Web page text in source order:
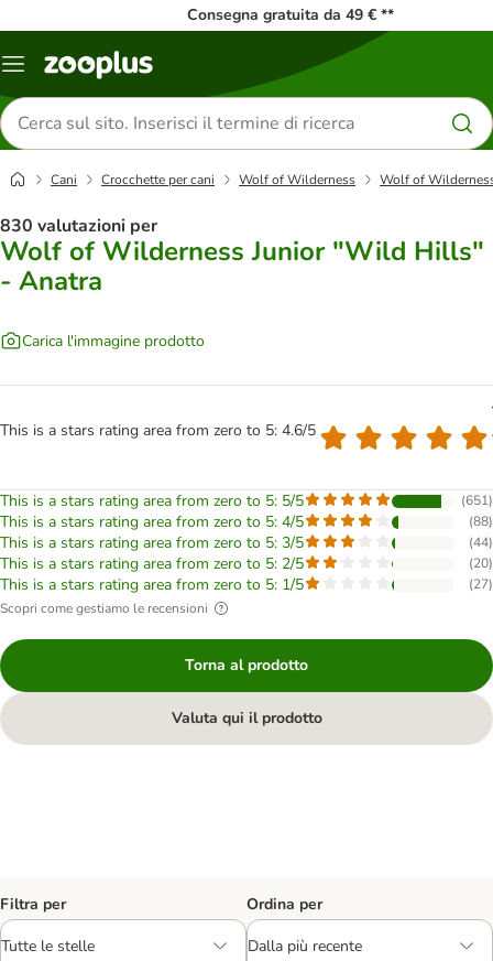
Consegna gratuita da 49 € **
Overview
Cerca
prodotti
Cani Crocchette per cani Wolf of Wilderness Wolf of
830 valutazioni per
Wolf of Wilderness Junior "Wild Hills"
- Anatra
Carica l'immagine prodotto
This is a stars rating area from zero to 5: 4.6/5
This is a stars rating area from zero to 5: 5/5 (651)
This is a stars rating area from zero to 5: 4/5 (88)
This is a stars rating area from zero to 5: 3/5 (44)
This is a stars rating area from zero to 5: 2/5 (20)
This is a stars rating area from zero to 5: 1/5 (27)
Scopri come gestiamo le recensioni
Torna al prodotto
Valuta qui il prodotto
Filtra per Ordina per